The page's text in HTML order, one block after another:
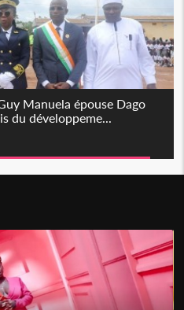
Manuela épouse Dago
du développeme...